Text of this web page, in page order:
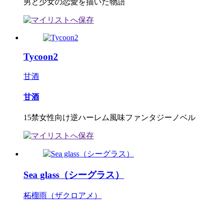
男と少女の恋愛を描いた物語
Tycoon2
甘酒
甘酒
15禁女性向け逆ハーレム風味ファンタジーノベル
Sea glass（シーグラス）
柘榴雨（ザクロアメ）